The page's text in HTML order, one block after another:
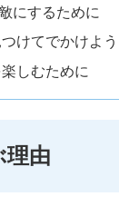
にするために
けてでかけよう
しむために
理由